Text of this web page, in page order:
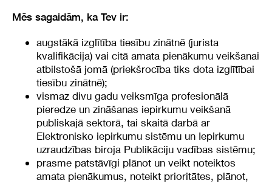
Mēs sagaidām, ka Tev ir:
augstākā izglītība tiesību zinātnē (jurista
kvalifikācija) vai citā amata pienākumu veikšanai
atbilstošā jomā (priekšrocība tiks dota izglītībai
tiesību zinātnē);
vismaz divu gadu veiksmīga profesionālā
pieredze un zināšanas iepirkumu veikšanā
publiskajā sektorā, tai skaitā darbā ar
Elektronisko iepirkumu sistēmu un Iepirkumu
uzraudzības biroja Publikāciju vadības sistēmu;
prasme patstāvīgi plānot un veikt noteiktos
amata pienākumus, noteikt prioritātes, plānot,